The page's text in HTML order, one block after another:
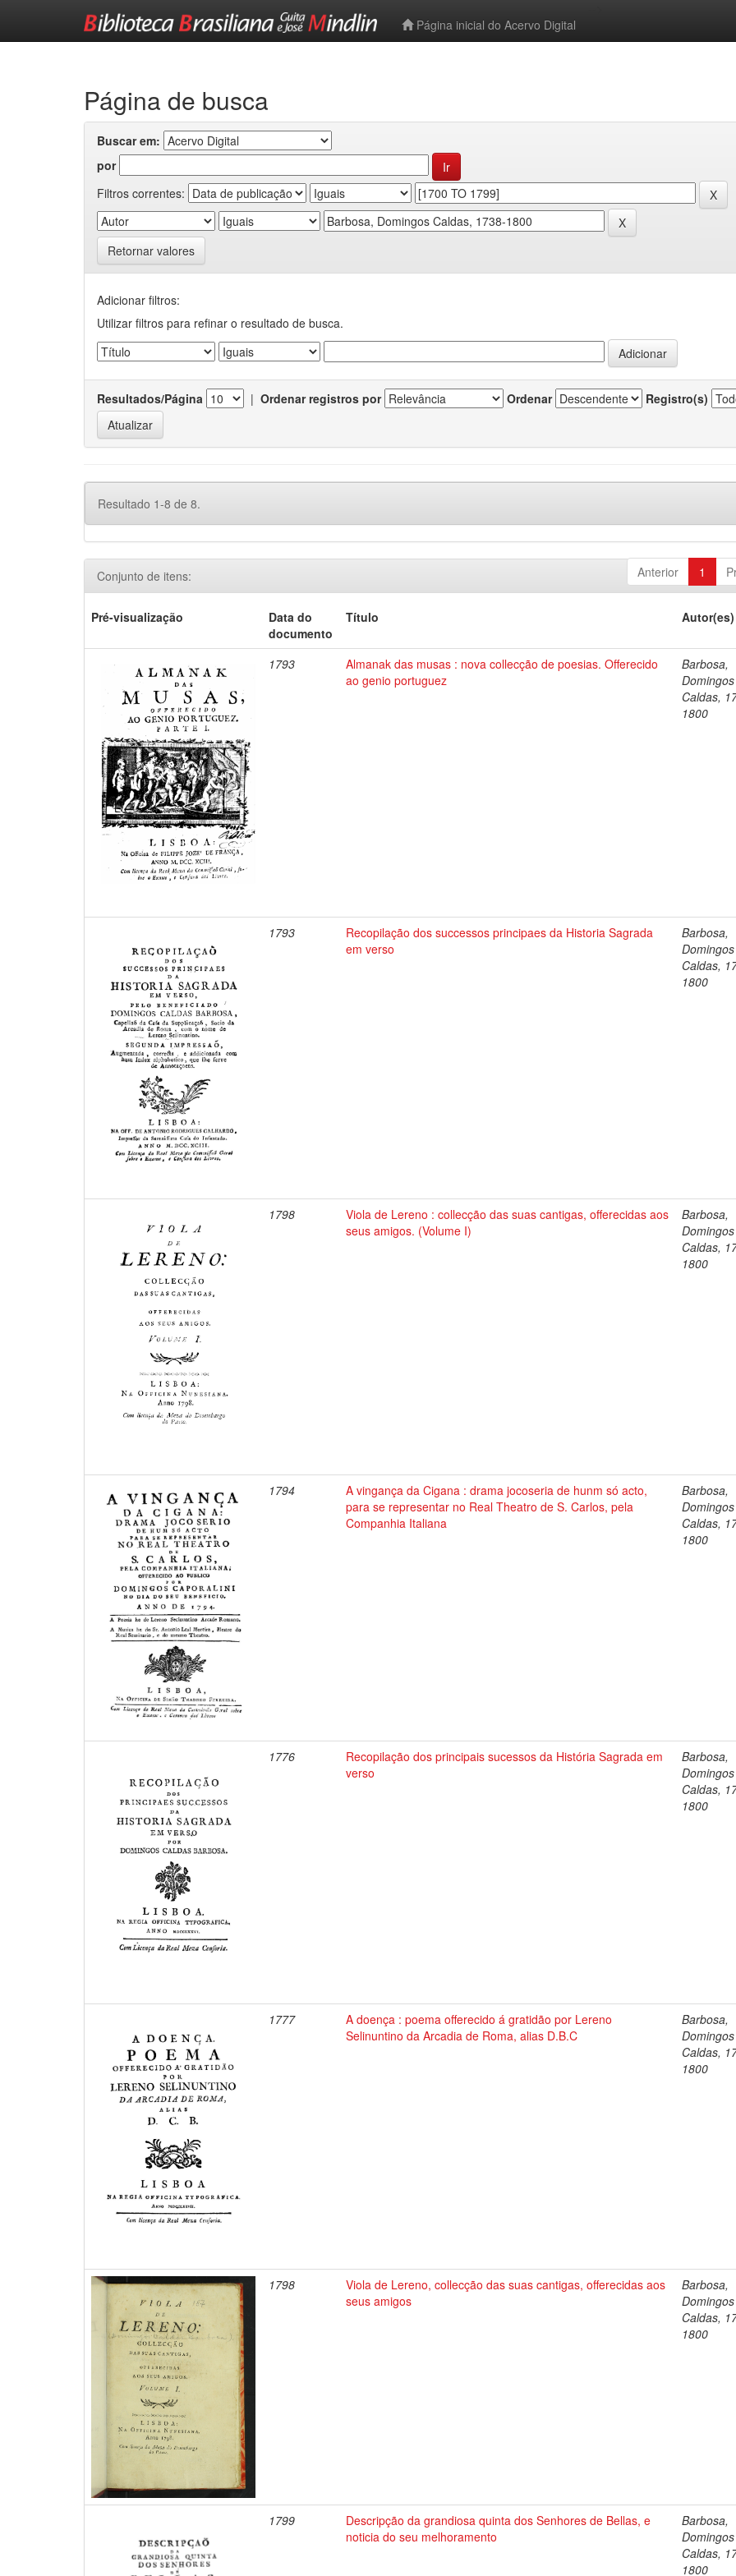
Página inicial do Acervo Digital
Página de busca
Buscar em:
por
Filtros correntes:
Retornar valores
Adicionar filtros:
Utilizar filtros para refinar o resultado de busca.
Resultados/Página | Ordenar registros por Ordenar Registro(s)
Resultado 1-8 de 8.
Anterior 1
Conjunto de itens:
Pré-visualização
Data do
documento
Título Autor(es)
1793
Almanak das musas : nova collecção de poesias. Offerecido
ao genio portuguez
Barbosa,
Domingos
Caldas,
1800
1793
Recopilação dos successos principaes da Historia Sagrada
em verso
Barbosa,
Domingos
Caldas,
1800
1798
Viola de Lereno : collecção das suas cantigas, offerecidas aos
seus amigos. (Volume I)
Barbosa,
Domingos
Caldas,
1800
1794
A vingança da Cigana : drama jocoseria de hunm só acto,
para se representar no Real Theatro de S. Carlos, pela
Companhia Italiana
Barbosa,
Domingos
Caldas,
1800
1776
Recopilação dos principais sucessos da História Sagrada em
verso
Barbosa,
Domingos
Caldas,
1800
1777
A doença : poema offerecido á gratidão por Lereno
Selinuntino da Arcadia de Roma, alias D.B.C
Barbosa,
Domingos
Caldas,
1800
1798
Viola de Lereno, collecção das suas cantigas, offerecidas aos
seus amigos
Barbosa,
Domingos
Caldas,
1800
1799
Descripção da grandiosa quinta dos Senhores de Bellas, e
noticia do seu melhoramento
Barbosa,
Domingos
Caldas,
1800